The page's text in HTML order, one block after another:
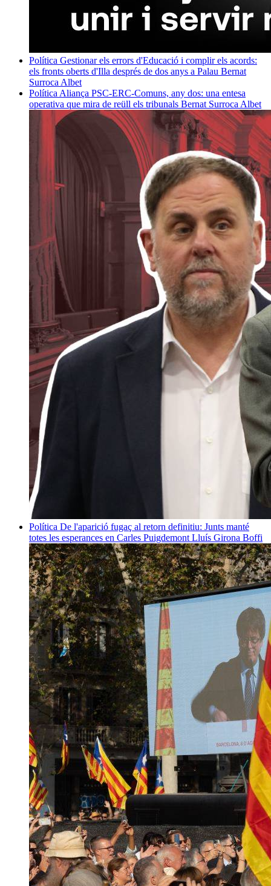
Política Gestionar els errors d'Educació i complir els acords:
els fronts oberts d'Illa després de dos anys a Palau Bernat
Surroca Albet
Política Aliança PSC-ERC-Comuns, any dos: una entesa
operativa que mira de reüll els tribunals Bernat Surroca Albet
Política De l'aparició fugaç al retorn definitiu: Junts manté
totes les esperances en Carles Puigdemont Lluís Girona Boffi